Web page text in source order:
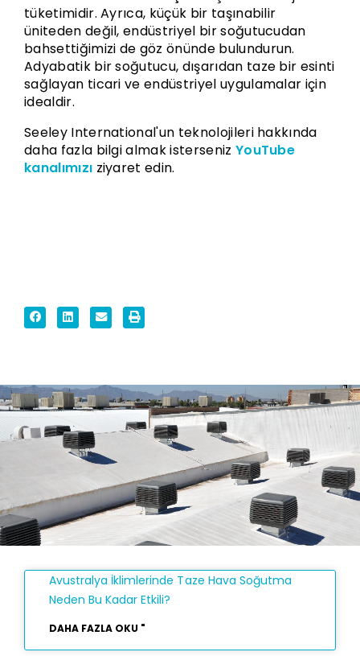
tüketimidir. Ayrıca, küçük bir taşınabilir
üniteden değil, endüstriyel bir soğutucudan
bahsettiğimizi de göz önünde bulundurun.
Adyabatik bir soğutucu, dışarıdan taze bir esinti
sağlayan ticari ve endüstriyel uygulamalar için
idealdir.
Seeley International'un teknolojileri hakkında
daha fazla bilgi almak isterseniz YouTube
kanalımızı ziyaret edin.
Avustralya İklimlerinde Taze Hava Soğutma
Neden Bu Kadar Etkili?
DAHA FAZLA OKU "